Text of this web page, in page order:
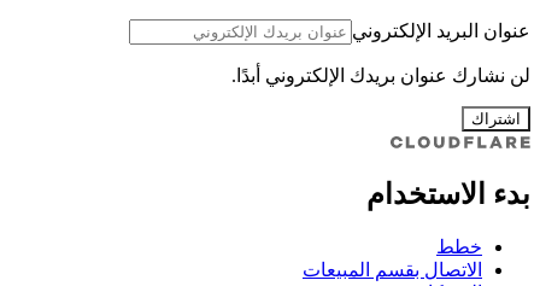
عنوان البريد الإلكتروني
لن نشارك عنوان بريدك الإلكتروني أبدًا.
اشتراك
بدء الاستخدام
خطط
الاتصال بقسم المبيعات